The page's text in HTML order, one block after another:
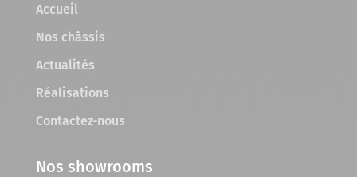
Accueil
Nos châssis
Actualités
Réalisations
Contactez-nous
Nos showrooms